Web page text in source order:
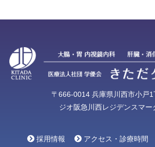
〒666-0014 兵庫県川西市小戸1
ジオ阪急川西レジデンスマー
採用情報 アクセス・診療時間